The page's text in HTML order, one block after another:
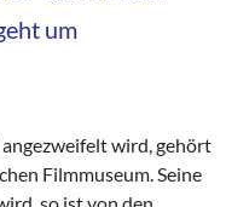
um
wird, gehört
Filmmuseum. Seine